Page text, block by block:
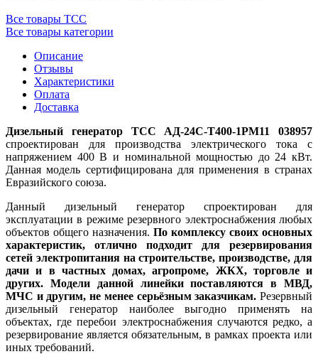
Все товары ТСС
Все товары категории
Описание
Отзывы
Характеристики
Оплата
Доставка
Дизельный генератор ТСС АД-24С-Т400-1РМ11 038957
спроектирован для производства электрического тока с
напряжением 400 В и номинальной мощностью до 24 кВт.
Данная модель сертифицирована для применения в странах
Евразийского союза.
Данный дизельный генератор спроектирован для
эксплуатации в режиме резервного электроснабжения любых
объектов общего назначения. По комплексу своих основных
характеристик, отлично подходит для резервирования
сетей электропитания на строительстве, производстве, для
дачи и в частных домах, агропроме, ЖКХ, торговле и
других. Модели данной линейки поставляются в МВД,
МЧС и другим, не менее серьёзным заказчикам. Резервный
дизельный генератор наиболее выгодно применять на
объектах, где перебои электроснабжения случаются редко, а
резервирование является обязательным, в рамках проекта или
иных требований.